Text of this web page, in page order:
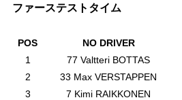
ファーステストタイム
POS NO DRIVER
1
77 Valtteri BOTTAS
2
33 Max VERSTAPPEN
3
7 Kimi RAIKKONEN